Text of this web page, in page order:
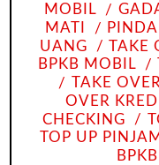
MOBIL
MATI
UANG
TAKE
BPKB MOBIL
TAKE
OVER
CHECKING
TOP UP